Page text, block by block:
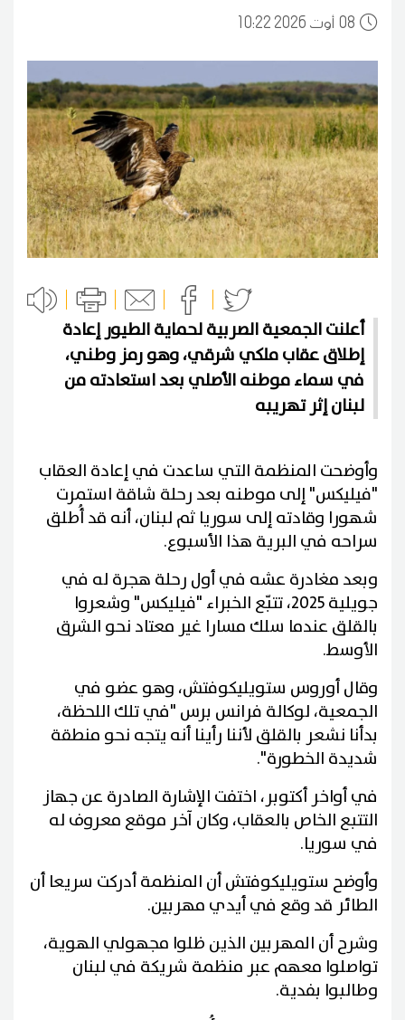
0810:22 2026 أوت
أعلنت الجمعية الصربية لحماية الطيور إعادة
إطلاق عقاب ملكي شرقي، وهو رمز وطني،
في سماء موطنه الأصلي بعد استعادته من
لبنان إثر تهريبه
وأوضحت المنظمة التي ساعدت في إعادة العقاب
"فيليكس" إلى موطنه بعد رحلة شاقة استمرت
شهورا وقادته إلى سوريا ثم لبنان، أنه قد أُطلق
سراحه في البرية هذا الأسبوع.
وبعد مغادرة عشه في أول رحلة هجرة له في
جويلية 2025، تتبّع الخبراء "فيليكس" وشعروا
بالقلق عندما سلك مسارا غير معتاد نحو الشرق
الأوسط.
وقال أوروس ستويليكوفتش، وهو عضو في
الجمعية، لوكالة فرانس برس "في تلك اللحظة،
بدأنا نشعر بالقلق لأننا رأينا أنه يتجه نحو منطقة
شديدة الخطورة".
في أواخر أكتوبر، اختفت الإشارة الصادرة عن جهاز
التتبع الخاص بالعقاب، وكان آخر موقع معروف له
في سوريا.
وأوضح ستويليكوفتش أن المنظمة أدركت سريعا أن
الطائر قد وقع في أيدي مهربين.
وشرح أن المهربين الذين ظلوا مجهولي الهوية،
تواصلوا معهم عبر منظمة شريكة في لبنان
وطالبوا بفدية.